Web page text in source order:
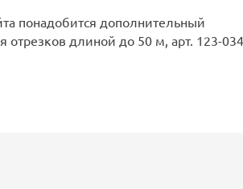
понадобится дополнительный
отрезков длиной до 50 м, арт. 123-034